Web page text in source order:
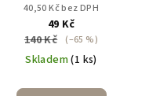
40,50 Kč bez DPH
49 Kč
140 Kč
(–65 %)
Skladem(1 ks)